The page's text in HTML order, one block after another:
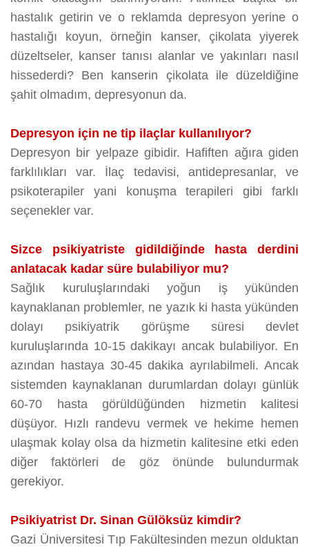
hastalık getirin ve o reklamda depresyon yerine o
hastalığı koyun, örneğin kanser, çikolata yiyerek
düzeltseler, kanser tanısı alanlar ve yakınları nasıl
hissederdi? Ben kanserin çikolata ile düzeldiğine
şahit olmadım, depresyonun da.
Depresyon için ne tip ilaçlar kullanılıyor?
Depresyon bir yelpaze gibidir. Hafiften ağıra giden
farklılıkları var. İlaç tedavisi, antidepresanlar, ve
psikoterapiler yani konuşma terapileri gibi farklı
seçenekler var.
Sizce psikiyatriste gidildiğinde hasta derdini
anlatacak kadar süre bulabiliyor mu?
Sağlık kuruluşlarındaki yoğun iş yükünden
kaynaklanan problemler, ne yazık ki hasta yükünden
dolayı psikiyatrik görüşme süresi devlet
kuruluşlarında 10-15 dakikayı ancak bulabiliyor. En
azından hastaya 30-45 dakika ayrılabilmeli. Ancak
sistemden kaynaklanan durumlardan dolayı günlük
60-70 hasta görüldüğünden hizmetin kalitesi
düşüyor. Hızlı randevu vermek ve hekime hemen
ulaşmak kolay olsa da hizmetin kalitesine etki eden
diğer faktörleri de göz önünde bulundurmak
gerekiyor.
Psikiyatrist Dr. Sinan Gülöksüz kimdir?
Gazi Üniversitesi Tıp Fakültesinden mezun olduktan